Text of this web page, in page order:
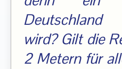
wird? Gilt die
2 Metern für